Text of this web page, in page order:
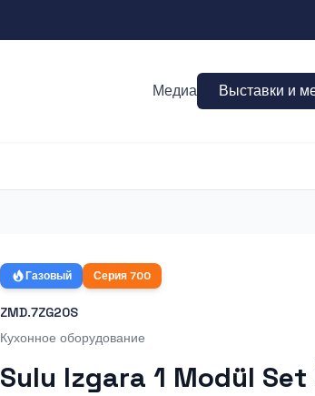
Медиа Выставки и
Газовый Серия700
ZMD.7ZG20S
Кухонное оборудование
Sulu Izgara 1 Modül Set